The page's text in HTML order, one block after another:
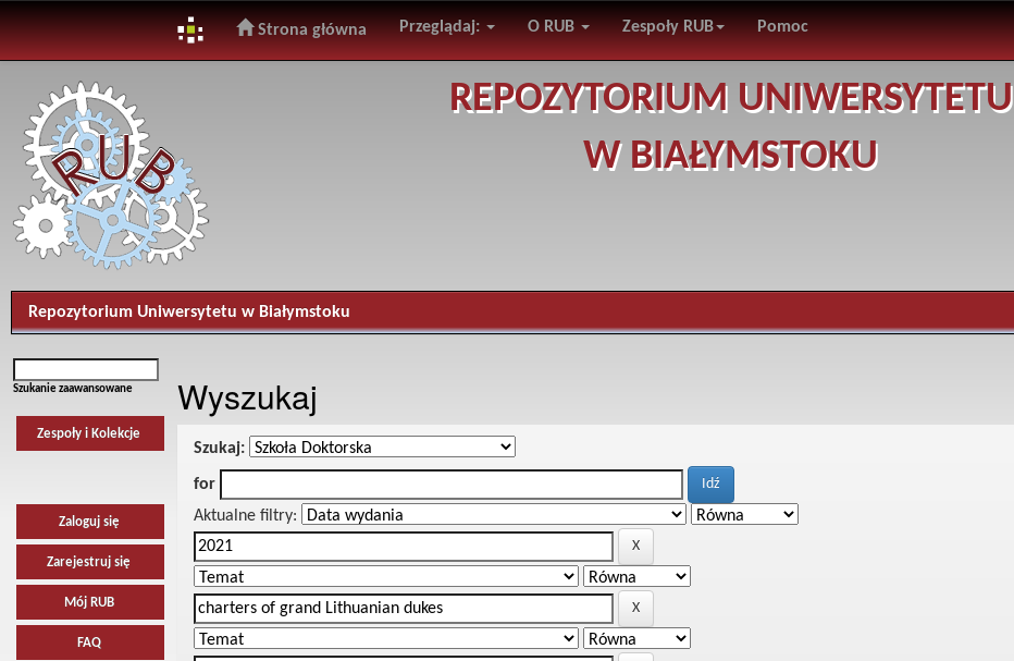
navigation
Strona główna Przeglądaj: O RUB Zespoły RUB Pomoc
REPOZYTORIUM UNIWERSYTETU
W BIAŁYMSTOKU
Repozytorium Uniwersytetu w Białymstoku
Szukanie zaawansowane
Zespoły i Kolekcje
Zaloguj się
Zarejestruj się
Mój RUB
FAQ
Wyszukaj
Szukaj:
for
Aktualne filtry: